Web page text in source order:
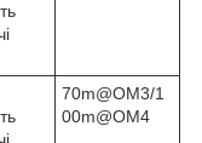
70m@OM3/1
00m@OM4